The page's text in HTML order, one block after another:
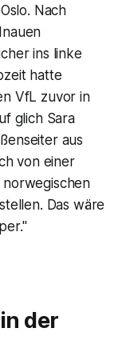
Nach
ins linke
hatte
VfL zuvor in
glich Sara
aus
von einer
Das wäre
der